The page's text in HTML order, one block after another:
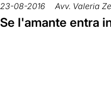
23-08-2016 Avv. Valeria
Se l'amante entra